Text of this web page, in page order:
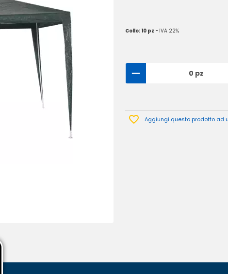
Collo: 10 pz - IVA 22%
0 pz
Aggiungi questo prodotto ad